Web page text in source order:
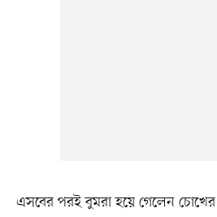
এসবের পরই বুমরা হয়ে গেলেন চোখের